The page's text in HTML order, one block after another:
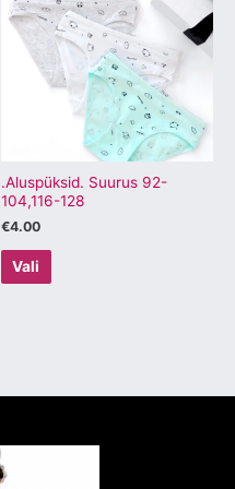
.Aluspüksid. Suurus 92-
104,116-128
€4.00
Vali
on
mitu
varianti.
Valikuid
tootelehel.